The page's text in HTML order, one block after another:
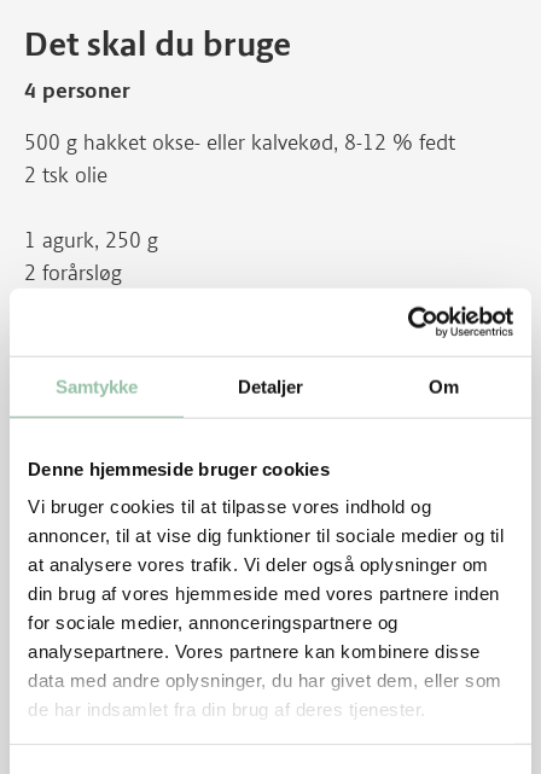
Samtykke Detaljer Om
Denne hjemmeside bruger cookies
Vi bruger cookies til at tilpasse vores indhold og
annoncer, til at vise dig funktioner til sociale medier og til
at analysere vores trafik. Vi deler også oplysninger om
din brug af vores hjemmeside med vores partnere inden
for sociale medier, annonceringspartnere og
analysepartnere. Vores partnere kan kombinere disse
data med andre oplysninger, du har givet dem, eller som
de har indsamlet fra din brug af deres tjenester.
Det skal du bruge
4 personer
500 g hakket okse- eller kalvekød, 8-12 % fedt
2 tsk olie
1 agurk, 250 g
2 forårsløg
2 løg, 180 g
2 tsk karry
salt og peber
Pynt:
2 kviste mynte
2 kviste persille
8 wraps/tortillas/tyndbrød – gerne fuldkorn, 360 g
Sådan gør du